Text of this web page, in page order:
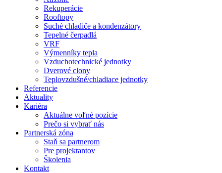
Rekuperácie
Rooftopy
Suché chladiče a kondenzátory
Tepelné čerpadlá
VRF
Výmenníky tepla
Vzduchotechnické jednotky
Dverové clony
Teplovzdušné/chladiace jednotky
Referencie
Aktuality
Kariéra
Aktuálne voľné pozície
Prečo si vybrať nás
Partnerská zóna
Staň sa partnerom
Pre projektantov
Školenia
Kontakt